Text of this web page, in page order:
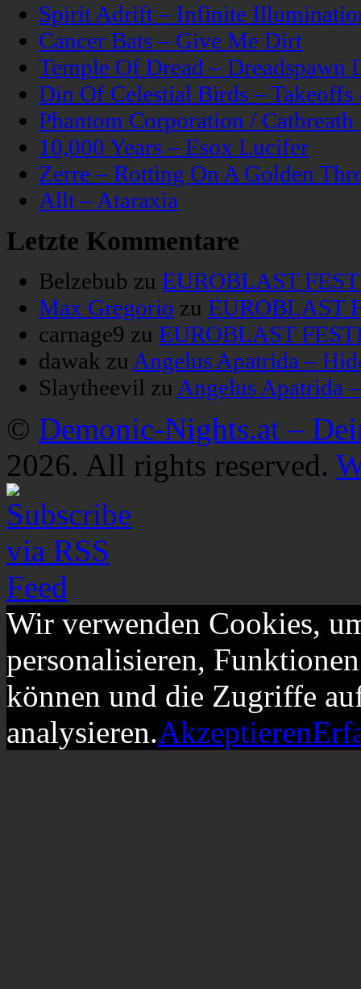
Spirit Adrift – Infinite
Cancer Bats – Give Me Dirt
Temple Of Dread – Dreadspawn
Din Of Celestial Birds –
Phantom Corporation /
10,000 Years – Esox Lucifer
Zerre – Rotting On A Golden
Allt – Ataraxia
Letzte Kommentare
Belzebub zu EUROBLAST
Max Gregorio zu EUROBLAST
carnage9 zu EUROBLAST
dawak zu Angelus Apatrida –
Slaytheevil zu Angelus Apatrida
© Demonic-Nights.at –
2026. All rights reserved.
Wir verwenden Cookies,
personalisieren,
können und die Zugriffe
analysieren.Akzeptieren